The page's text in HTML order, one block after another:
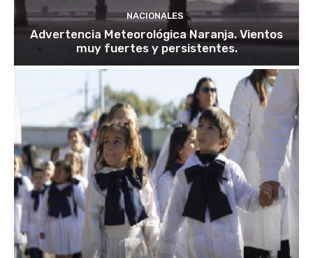
NACIONALES
Advertencia Meteorológica Naranja. Vientos
muy fuertes y persistentes.